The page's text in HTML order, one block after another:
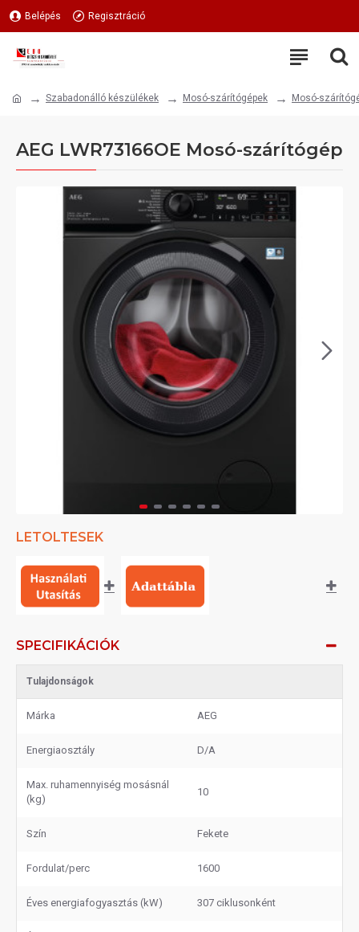
Belépés Regisztráció
Szabadonálló készülékek Mosó-szárítógépek Mosó-
AEG LWR73166OE Mosó-szárítógép
LETOLTESEK
SPECIFIKÁCIÓK
Tulajdonságok
Márka AEG
Energiaosztály D/A
Max. ruhamennyiség mosásnál
(kg)
10
Szín Fekete
Fordulat/perc 1600
Éves energiafogyasztás (kW) 307 ciklusonként